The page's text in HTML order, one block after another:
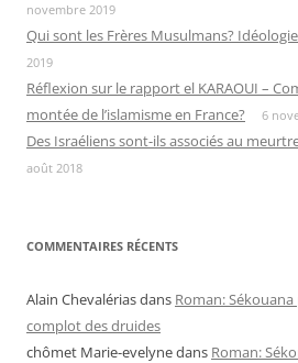
novembre 2019
Qui sont les Frères Musulmans?
2019
Réflexion sur le rapport el KARAOUI –
montée de l’islamisme en France?
6
Des Israéliens sont-ils associés au
août 2018
COMMENTAIRES RÉCENTS
Alain Chevalériasdans Roman:
complot des druides
chômet Marie-evelynedans Roman: